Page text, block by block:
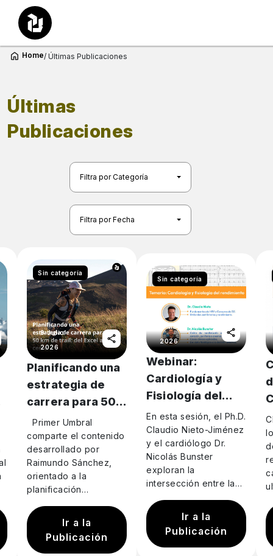
Home/ Últimas Publicaciones
Últimas
Publicaciones
Filtra por Categoría
Filtra por Fecha
Sin categoría
9 Julio
2026
Planificando una
estrategia de
carrera para 50
km de trail: del
Excel al cerro
Primer Umbral
comparte el contenido
desarrollado por
Raimundo Sánchez,
orientado a la
planificación
carrera de trail running
de 50 km mediante el
análisis de datos, la…
Ir a la
Publicación
Sin categoría
8 Mayo
2026
Webinar:
Cardiología y
Fisiología del
Rendimiento
En esta sesión, el Ph.D.
Claudio Nieto-Jiménez
y el cardiólogo Dr.
Nicolás Bunster
exploran la
intersección entre la
la salud
cardiovascular. Ambos
especialistas unen las
miradas del…
Ir a la
Publicación